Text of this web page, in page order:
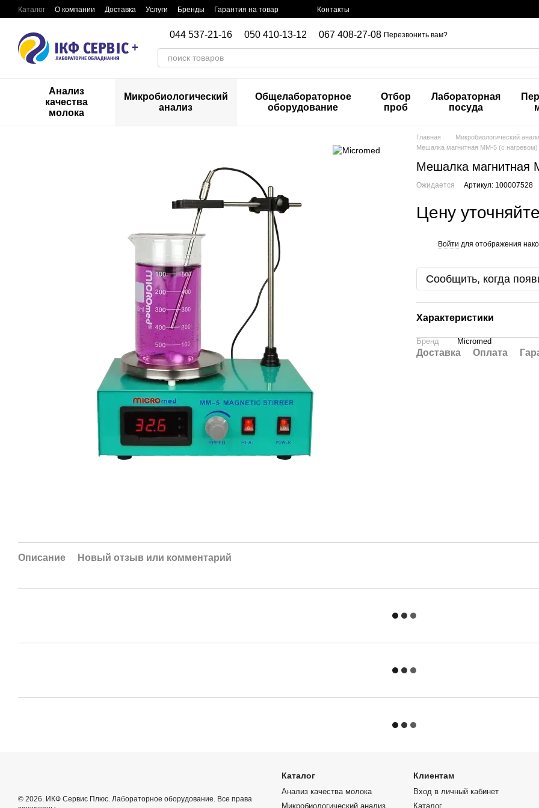
Перейти к основному контенту
Каталог О компании Доставка Услуги Бренды Гарантия на товар Контакты
044 537-21-16 050 410-13-12 067 408-27-08 Перезвонить вам?
Анализ
качества
молока
Микробиологический
анализ
Общелабораторное
оборудование
Отбор
проб
Лабораторная
посуда
Главная Микробиологический
Мешалка магнитная ММ-5 (с нагревом)
Мешалка магнитная
Ожидается Артикул: 100007528
Цену уточняйте
Войти для отображения
Сообщить, когда
Характеристики
Бренд Micromed
Доставка Оплата
Описание Новый отзыв или комментарий
© 2026. ИКФ Сервис Плюс. Лабораторное оборудование. Все права
Каталог
Анализ качества молока
Микробиологический анализ
Клиентам
Вход в личный кабинет
Каталог